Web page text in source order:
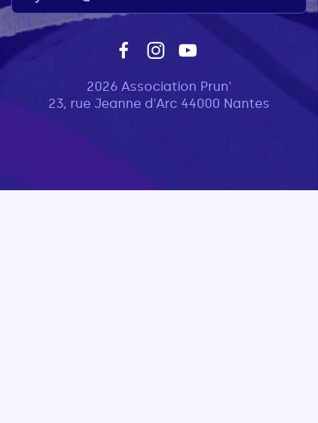
2026 Association Prun'
23, rue Jeanne d'Arc 44000 Nantes